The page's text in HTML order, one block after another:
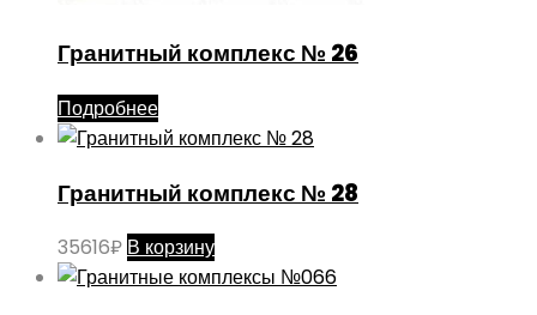
Гранитный комплекс № 26
Подробнее
Гранитный комплекс № 28
35616₽ В корзину